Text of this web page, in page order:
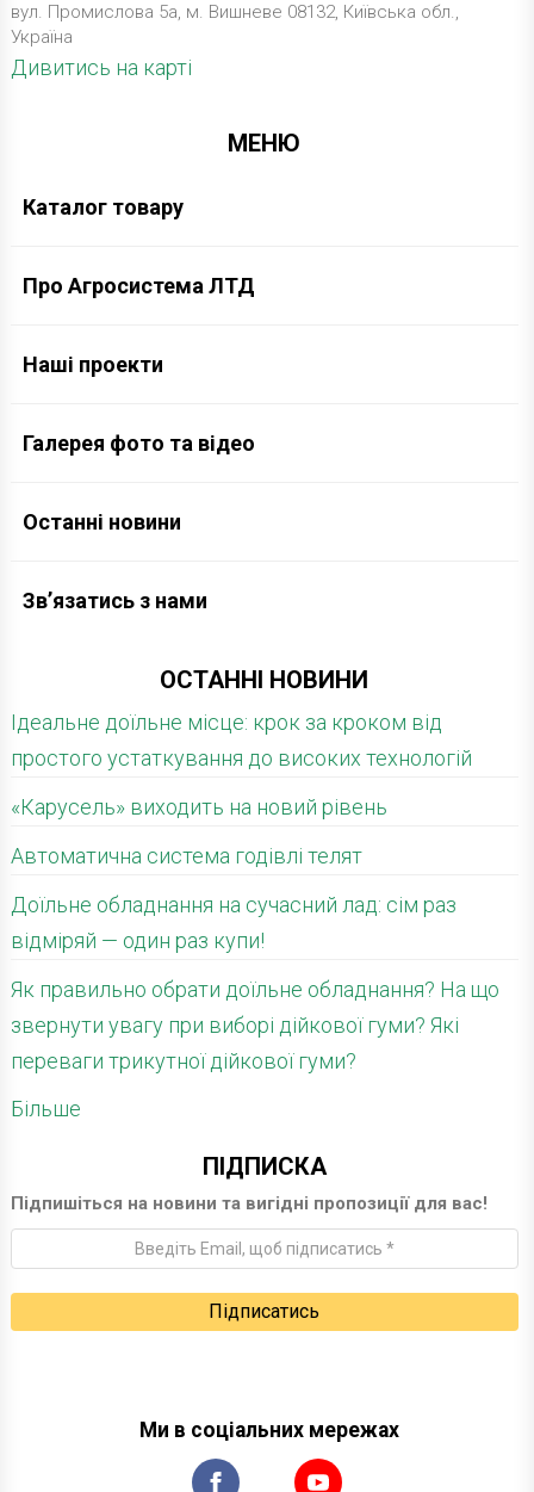
вул. Промислова 5а, м. Вишневе 08132, Київська обл.,
Україна
Дивитись на карті
МЕНЮ
Каталог товару
Про Агросистема ЛТД
Наші проекти
Галерея фото та відео
Останні новини
Зв’язатись з нами
ОСТАННІ НОВИНИ
Ідеальне доїльне місце: крок за кроком від
простого устаткування до високих технологій
«Карусель» виходить на новий рівень
Автоматична система годівлі телят
Доїльне обладнання на сучасний лад: сім раз
відміряй — один раз купи!
Як правильно обрати доїльне обладнання? На що
звернути увагу при виборі дійкової гуми? Які
переваги трикутної дійкової гуми?
Більше
ПІДПИСКА
Підпишіться на новини та вигідні пропозиції для вас!
Ми в соціальних мережах